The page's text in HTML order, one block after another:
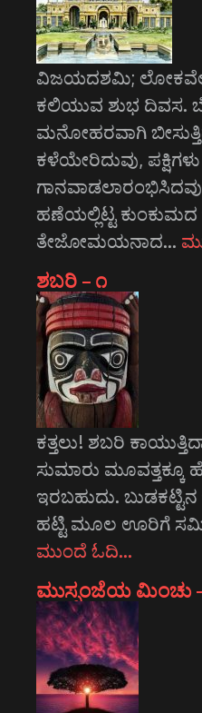
ವಿಜಯದಶಮಿ;
ಕಲಿಯುವ ಶುಭ ದಿವಸ.
ಮನೋಹರವಾಗಿ
ಕಳೆಯೇರಿದುವು,
ಹಣೆಯಲ್ಲಿಟ್ಟ
ತೇಜೋಮಯನಾದ…
ಶಬರಿ – ೧
ಕತ್ತಲು! ಶಬರಿ
ಸುಮಾರು ಮೂವತ್ತಕ್ಕೂ
ಇರಬಹುದು.
ಹಟ್ಟಿ ಮೂಲ ಊರಿಗೆ
ಮುಂದೆ ಓದಿ…
ಮುಸ್ಸಂಜೆಯ ಮಿಂಚು